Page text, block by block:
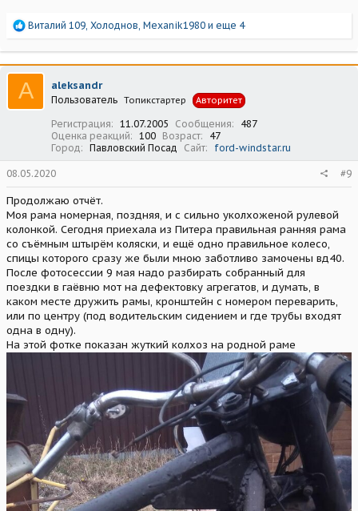
Р
а
к
ц
и
и
Виталий 109 Холоднов Mexanik1980 и еще 4
A aleksandr
Пользователь Топикстартер Авторитет
Регистрация 11.07.2005 Сообщения
487
Оценка реакций
100 Возраст
47
Город
Павловский Посад Сайт ford-windstar.ru
08.05.2020 #9
Продолжаю отчёт.
Моя рама номерная, поздняя, и с сильно уколхоженой рулевой
колонкой. Сегодня приехала из Питера правильная ранняя рама
со съёмным штырём коляски, и ещё одно правильное колесо,
спицы которого сразу же были мною заботливо замочены вд40.
После фотосессии 9 мая надо разбирать собранный для
поездки в гаёвню мот на дефектовку агрегатов, и думать, в
каком месте дружить рамы, кронштейн с номером переварить,
или по центру (под водительским сидением и где трубы входят
одна в одну).
На этой фотке показан жуткий колхоз на родной раме